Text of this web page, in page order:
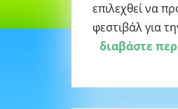
επιλεχθεί να
φεστιβάλ για
διαβάστε